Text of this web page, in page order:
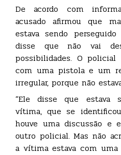
De acordo com
acusado afirmou que
estava sendo
disse que não vai
possibilidades. O
com uma pistola e um
irregular, porque não
“Ele disse que estava
vítima, que se
houve uma discussão e
outro policial. Mas não
a vítima estava com